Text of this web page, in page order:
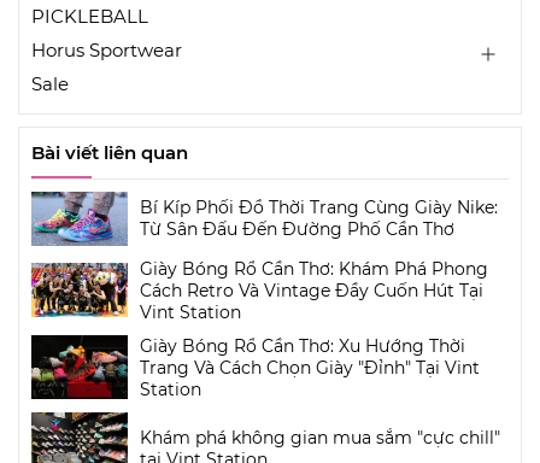
PICKLEBALL
Horus Sportwear
Sale
Bài viết liên quan
Bí Kíp Phối Đồ Thời Trang Cùng Giày Nike:
Từ Sân Đấu Đến Đường Phố Cần Thơ
Giày Bóng Rổ Cần Thơ: Khám Phá Phong
Cách Retro Và Vintage Đầy Cuốn Hút Tại
Vint Station
Giày Bóng Rổ Cần Thơ: Xu Hướng Thời
Trang Và Cách Chọn Giày "Đỉnh" Tại Vint
Station
Khám phá không gian mua sắm "cực chill"